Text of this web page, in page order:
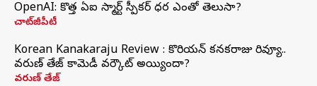
OpenAI: కొత్త ఏఐ స్మార్ట్ స్పీకర్ ధర ఎంతో తెలుసా?
చాట్‌జీపీటీ
Korean Kanakaraju Review : కొరియన్ కనకరాజు రివ్యూ..
వరుణ్ తేజ్ కామెడీ వర్కౌట్ అయ్యిందా?
వరుణ్ తేజ్